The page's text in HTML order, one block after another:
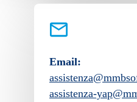
Email:
assistenza-